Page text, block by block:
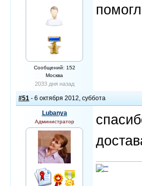
Сообщений: 152
Москва
2033 дня назад
#51 - 6 октября 2012, суббота
Lubanya
Администратор